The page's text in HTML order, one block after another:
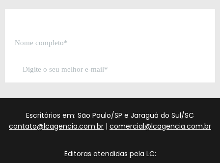
Escritórios em: São Paulo/SP e Jaraguá do Sul/SC
contato@lcagencia.com.br | comercial@lcagencia.com.br
Editoras atendidas pela LC: